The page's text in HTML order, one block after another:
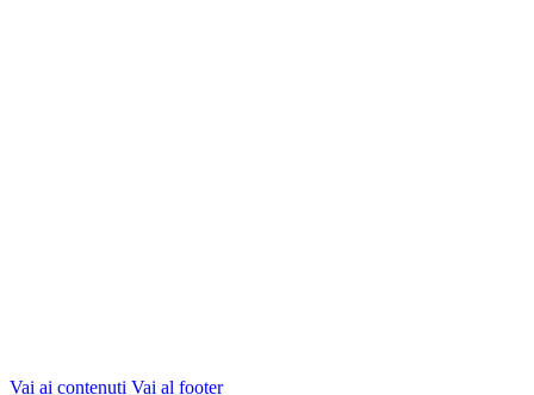
Vai ai contenuti Vai al footer